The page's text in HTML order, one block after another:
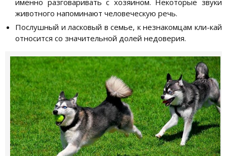
именно разговаривать с хозяином. Некоторые звуки
животного напоминают человеческую речь.
Послушный и ласковый в семье, к незнакомцам кли-кай
относится со значительной долей недоверия.